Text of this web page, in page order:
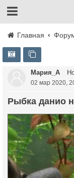
Главная
Мария_А
02 мар 2020,
Рыбка данио